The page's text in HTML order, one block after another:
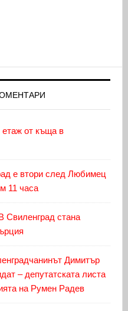
от къща в
е втори след Любимец
11 часа
Свиленград стана
Димитър
– депутатската листа
на Румен Радев